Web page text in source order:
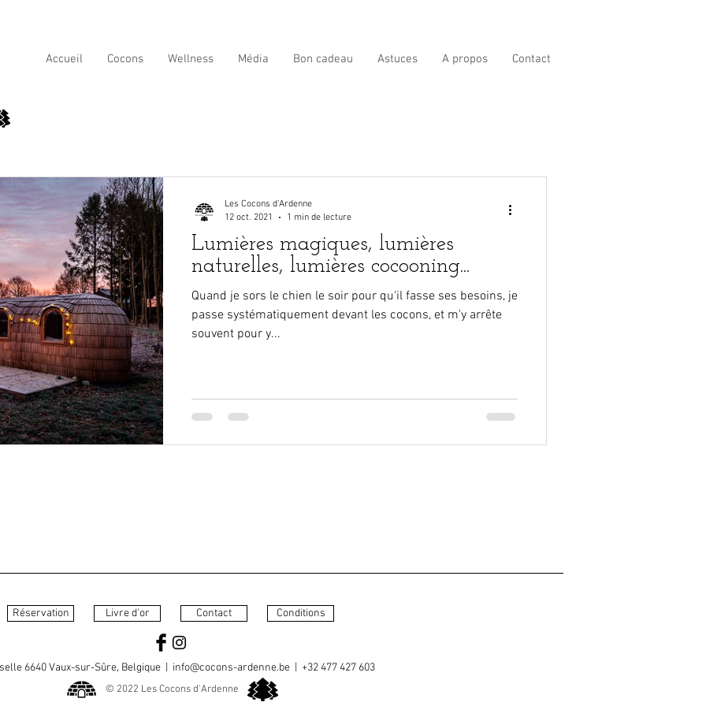
Accueil Cocons Wellness Média Bon cadeau Astuces A propos Contact
Lumières magiques, lumières
naturelles, lumières cocooning...
Quand je sors le chien le soir pour qu'il fasse ses besoins, je
passe systématiquement devant les cocons, et m'y arrête
souvent pour y...
Les Cocons d'Ardenne
12 oct. 2021
1 min de lecture
Réservation Livre d'or Contact Conditions
6640 Vaux-sur-Sûre, Belgique | info@cocons-ardenne.be | +32 477 427 603
© 2022 Les Cocons d'Ardenne